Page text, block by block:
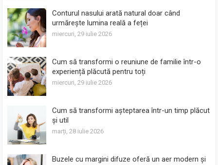
Conturul nasului arată natural doar când
urmărește lumina reală a feței
miercuri, 29 iulie 2026
Cum să transformi o reuniune de familie într-o
experiență plăcută pentru toți
miercuri, 29 iulie 2026
Cum să transformi așteptarea într-un timp plăcut
și util
marți, 28 iulie 2026
Buzele cu margini difuze oferă un aer modern și